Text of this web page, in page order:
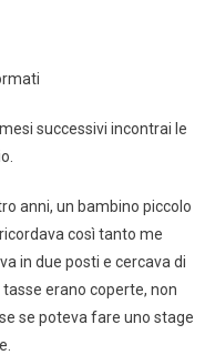
successivi incontrai le
anni, un bambino piccolo
così tanto me
in due posti e cercava di
erano coperte, non
se poteva fare uno stage